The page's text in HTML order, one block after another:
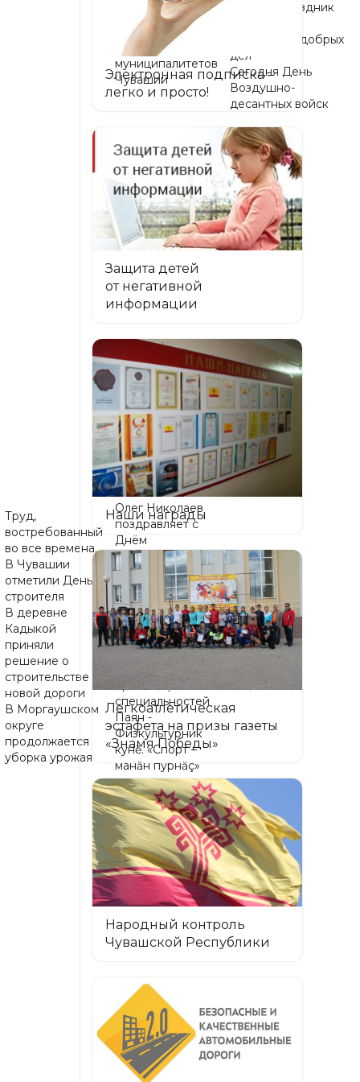
цифровых
решений в
работу
муниципалитетов
Чувашии
Хорной: праздник
традиций и добрых
дел
Сегодня День
Воздушно-
десантных войск
Труд,
востребованный
во все времена.
В Чувашии
отметили День
строителя
В деревне
Кадыкой
приняли
решение о
строительстве
новой дороги
В Моргаушском
округе
продолжается
уборка урожая
8
Олег Николаев
поздравляет с
Днём
физкультурника
Олег Николаев:
Федеральный
этап конкурса
«Лучший по
профессии»
укрепит в
Чувашии
престиж рабочих
специальностей
Паян -
Физкультурник
кунĕ. «Спорт –
манăн пурнăç»
9
Электронная подписка –
легко и просто!
Защита детей
от негативной
информации
Наши награды
Легкоатлетическая
эстафета на призы газеты
«Знамя Победы»
Народный контроль
Чувашской Республики